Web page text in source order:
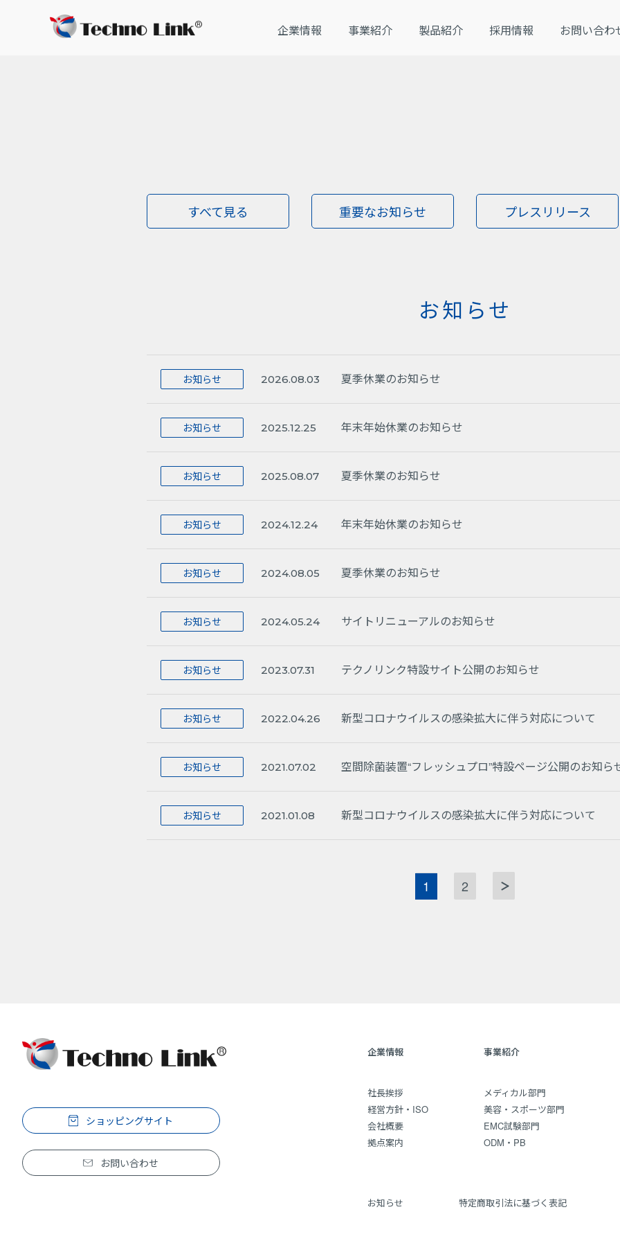
企業情報 事業紹介 製品紹介 採用情報 お問い合わ
NEWS
すべて見る 重要なお知らせ プレスリリース
お知らせ
お知らせ 2026.08.03 夏季休業のお知らせ
お知らせ 2025.12.25 年末年始休業のお知らせ
お知らせ 2025.08.07 夏季休業のお知らせ
お知らせ 2024.12.24 年末年始休業のお知らせ
お知らせ 2024.08.05 夏季休業のお知らせ
お知らせ 2024.05.24 サイトリニューアルのお知らせ
お知らせ 2023.07.31 テクノリンク特設サイト公開のお知らせ
お知らせ 2022.04.26 新型コロナウイルスの感染拡大に伴う対応について
お知らせ 2021.07.02 空間除菌装置“フレッシュプロ”特設ページ公開のお知ら
お知らせ 2021.01.08 新型コロナウイルスの感染拡大に伴う対応について
1 2
ショッピングサイト
お問い合わせ
企業情報
社長挨拶
経営方針・ISO
会社概要
拠点案内
事業紹介
メディカル部門
美容・スポーツ部門
EMC試験部門
ODM・PB
お知らせ 特定商取引法に基づく表記